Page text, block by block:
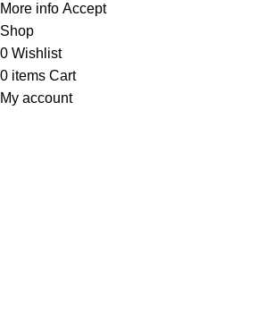
More info Accept
Shop
0 Wishlist
0 items Cart
My account